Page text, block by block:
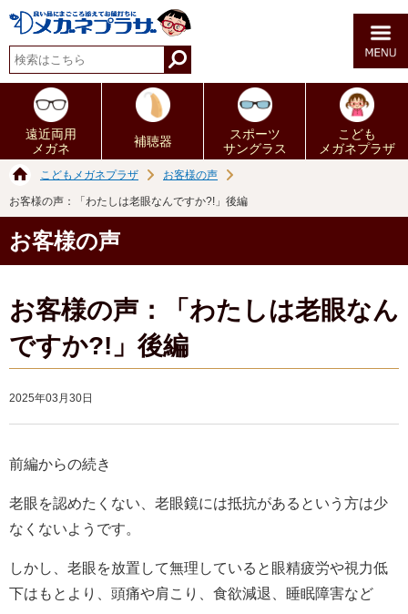
遠近両用
メガネ
補聴器
スポーツ
サングラス
こども
メガネプラザ
こどもメガネプラザ お客様の声
お客様の声：「わたしは老眼なんですか?!」後編
お客様の声
お客様の声：「わたしは老眼なん
ですか?!」後編
2025年03月30日
前編からの続き
老眼を認めたくない、老眼鏡には抵抗があるという方は少
なくないようです。
しかし、老眼を放置して無理していると 眼精疲労や視力低
下はもとより、頭痛や肩こり、食欲減退、睡眠障害など